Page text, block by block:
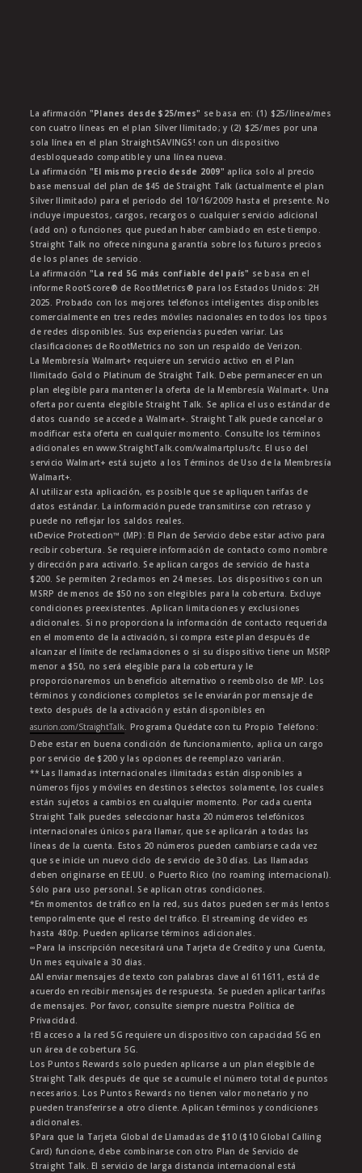
La afirmación "Planes desde $25/mes" se basa en: (1) $25/línea/mes
con cuatro líneas en el plan Silver Ilimitado; y (2) $25/mes por una
sola línea en el plan StraightSAVINGS! con un dispositivo
desbloqueado compatible y una línea nueva.
La afirmación "El mismo precio desde 2009" aplica solo al precio
base mensual del plan de $45 de Straight Talk (actualmente el plan
Silver Ilimitado) para el periodo del 10/16/2009 hasta el presente. No
incluye impuestos, cargos, recargos o cualquier servicio adicional
(add on) o funciones que puedan haber cambiado en este tiempo.
Straight Talk no ofrece ninguna garantía sobre los futuros precios
de los planes de servicio.
La afirmación "La red 5G más confiable del país" se basa en el
informe RootScore® de RootMetrics® para los Estados Unidos: 2H
2025. Probado con los mejores teléfonos inteligentes disponibles
comercialmente en tres redes móviles nacionales en todos los tipos
de redes disponibles. Sus experiencias pueden variar. Las
clasificaciones de RootMetrics no son un respaldo de Verizon.
La Membresía Walmart+ requiere un servicio activo en el Plan
Ilimitado Gold o Platinum de Straight Talk. Debe permanecer en un
plan elegible para mantener la oferta de la Membresía Walmart+. Una
oferta por cuenta elegible Straight Talk. Se aplica el uso estándar de
datos cuando se accede a Walmart+. Straight Talk puede cancelar o
modificar esta oferta en cualquier momento. Consulte los términos
adicionales en www.StraightTalk.com/walmartplus/tc. El uso del
servicio Walmart+ está sujeto a los Términos de Uso de la Membresía
Walmart+.
Al utilizar esta aplicación, es posible que se apliquen tarifas de
datos estándar. La información puede transmitirse con retraso y
puede no reflejar los saldos reales.
ŧŧDevice Protection™ (MP): El Plan de Servicio debe estar activo para
recibir cobertura. Se requiere información de contacto como nombre
y dirección para activarlo. Se aplican cargos de servicio de hasta
$200. Se permiten 2 reclamos en 24 meses. Los dispositivos con un
MSRP de menos de $50 no son elegibles para la cobertura. Excluye
condiciones preexistentes. Aplican limitaciones y exclusiones
adicionales. Si no proporciona la información de contacto requerida
en el momento de la activación, si compra este plan después de
alcanzar el límite de reclamaciones o si su dispositivo tiene un MSRP
menor a $50, no será elegible para la cobertura y le
proporcionaremos un beneficio alternativo o reembolso de MP. Los
términos y condiciones completos se le enviarán por mensaje de
texto después de la activación y están disponibles en
asurion.com/StraightTalk. Programa Quédate con tu Propio Teléfono:
Debe estar en buena condición de funcionamiento, aplica un cargo
por servicio de $200 y las opciones de reemplazo variarán.
** Las llamadas internacionales ilimitadas están disponibles a
números fijos y móviles en destinos selectos solamente, los cuales
están sujetos a cambios en cualquier momento. Por cada cuenta
Straight Talk puedes seleccionar hasta 20 números telefónicos
internacionales únicos para llamar, que se aplicarán a todas las
líneas de la cuenta. Estos 20 números pueden cambiarse cada vez
que se inicie un nuevo ciclo de servicio de 30 días. Las llamadas
deben originarse en EE.UU. o Puerto Rico (no roaming internacional).
Sólo para uso personal. Se aplican otras condiciones.
*En momentos de tráfico en la red, sus datos pueden ser más lentos
temporalmente que el resto del tráfico. El streaming de video es
hasta 480p. Pueden aplicarse términos adicionales.
∞Para la inscripción necesitará una Tarjeta de Credito y una Cuenta,
Un mes equivale a 30 dias.
∆Al enviar mensajes de texto con palabras clave al 611611, está de
acuerdo en recibir mensajes de respuesta. Se pueden aplicar tarifas
de mensajes. Por favor, consulte siempre nuestra Política de
Privacidad.
†El acceso a la red 5G requiere un dispositivo con capacidad 5G en
un área de cobertura 5G.
Los Puntos Rewards solo pueden aplicarse a un plan elegible de
Straight Talk después de que se acumule el número total de puntos
necesarios. Los Puntos Rewards no tienen valor monetario y no
pueden transferirse a otro cliente. Aplican términos y condiciones
adicionales.
§Para que la Tarjeta Global de Llamadas de $10 ($10 Global Calling
Card) funcione, debe combinarse con otro Plan de Servicio de
Straight Talk. El servicio de larga distancia internacional está